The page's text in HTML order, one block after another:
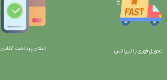
تحویل فوری با تیپاکس امکان پرداخت آنلاین